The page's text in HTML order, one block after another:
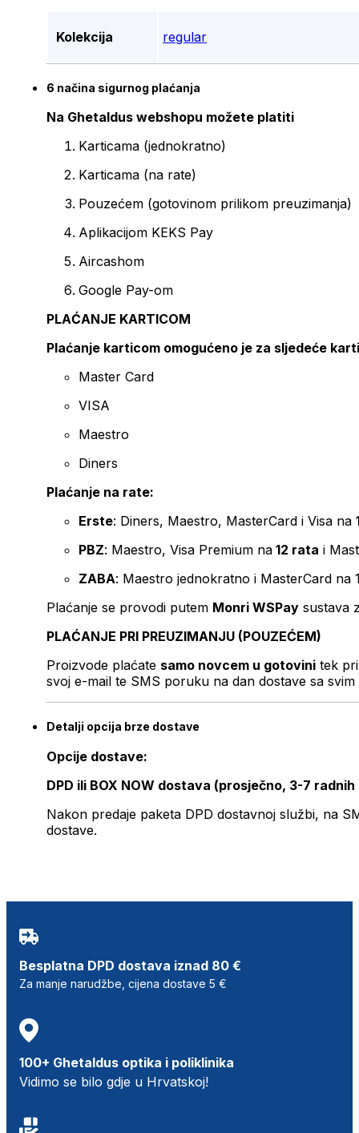
Kolekcija regular
6 načina sigurnog plaćanja
Na Ghetaldus webshopu možete platiti
Karticama (jednokratno)
Karticama (na rate)
Pouzećem (gotovinom prilikom preuzimanja)
Aplikacijom KEKS Pay
Aircashom
Google Pay-om
PLAĆANJE KARTICOM
Plaćanje karticom omogućeno je za sljedeće
Master Card
VISA
Maestro
Diners
Plaćanje na rate:
Erste: Diners, Maestro, MasterCard i Visa na
PBZ: Maestro, Visa Premium na 12 rata i
ZABA: Maestro jednokratno i MasterCard na
Plaćanje se provodi putem Monri WSPay sustava
PLAĆANJE PRI PREUZIMANJU (POUZEĆEM)
Proizvode plaćate samo novcem u gotovini tek
svoj e-mail te SMS poruku na dan dostave sa svim
Detalji opcija brze dostave
Opcije dostave:
DPD ili BOX NOW dostava (prosječno, 3-7 radnih
Nakon predaje paketa DPD dostavnoj službi, na
dostave.
Besplatna DPD dostava iznad 80 €
Za manje narudžbe, cijena dostave 5 €
100+ Ghetaldus optika i poliklinika
Vidimo se bilo gdje u Hrvatskoj!